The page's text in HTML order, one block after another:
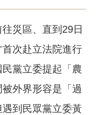
災區、直到29日
次赴立法院進行
黨立委提起「農
外界形容是「過
到民眾黨立委黃